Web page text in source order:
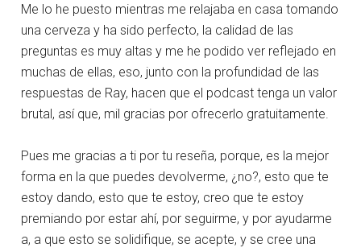
Me lo he puesto mientras me relajaba en casa tomando
una cerveza y ha sido perfecto, la calidad de las
preguntas es muy altas y me he podido ver reflejado en
muchas de ellas, eso, junto con la profundidad de las
respuestas de Ray, hacen que el podcast tenga un valor
brutal, así que, mil gracias por ofrecerlo gratuitamente.
Pues me gracias a ti por tu reseña, porque, es la mejor
forma en la que puedes devolverme, ¿no?, esto que te
estoy dando, esto que te estoy, creo que te estoy
premiando por estar ahí, por seguirme, y por ayudarme
a, a que esto se solidifique, se acepte, y se cree una